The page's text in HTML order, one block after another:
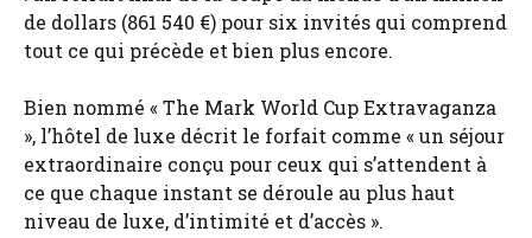
de dollars (861 540 €) pour six invités qui comprend
tout ce qui précède et bien plus encore.
Bien nommé « The Mark World Cup Extravaganza
», l’hôtel de luxe décrit le forfait comme « un séjour
extraordinaire conçu pour ceux qui s’attendent à
ce que chaque instant se déroule au plus haut
niveau de luxe, d’intimité et d’accès ».